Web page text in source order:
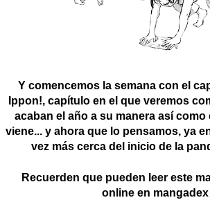
Y comencemos la semana con el
Ippon!, capítulo en el que veremos
acaban el año a su manera así
viene... y ahora que lo pensamos, ya
vez más cerca del inicio de la
Recuerden que pueden leer este
online en mangadex